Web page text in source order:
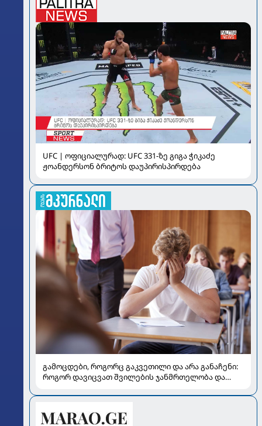
UFC | ოფიციალურად: UFC 331-ზე გიგა ჭიკაძე
ჟოანდერსონ ბრიტოს დაუპირისპირდება
გამოცდები, როგორც გაკვეთილი და არა განაჩენი:
როგორ დავიცვათ შვილების ჯანმრთელობა და